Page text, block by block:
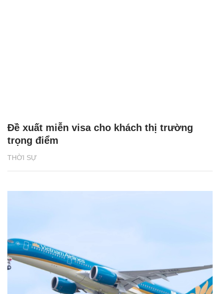
THỜI SỰ
Đề xuất miễn visa cho khách thị trường
trọng điểm